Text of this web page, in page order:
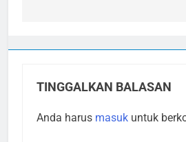
TINGGALKAN BALASAN
Anda harus masuk untuk